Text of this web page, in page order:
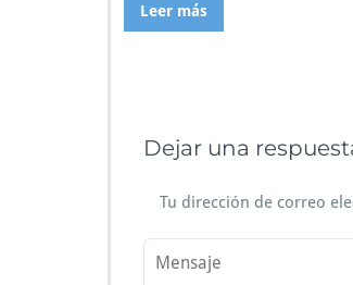
Leer más
Dejar una
Tu dirección de correo